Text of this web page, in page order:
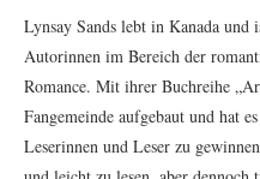
Lynsay Sands lebt in Kanada und
Autorinnen im Bereich der
Romance. Mit ihrer Buchreihe
Fangemeinde aufgebaut und hat
Leserinnen und Leser zu